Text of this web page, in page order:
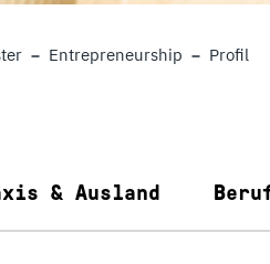
Entrepreneurship Profil
& Ausland